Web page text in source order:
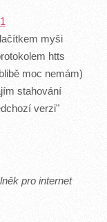
myši
htts
moc nemám)
stahování
verzi"
pro internet